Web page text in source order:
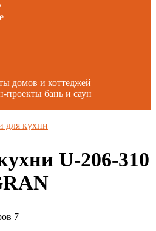
домов и коттеджей
проекты бань и саун
для кухни
U-206-310
7